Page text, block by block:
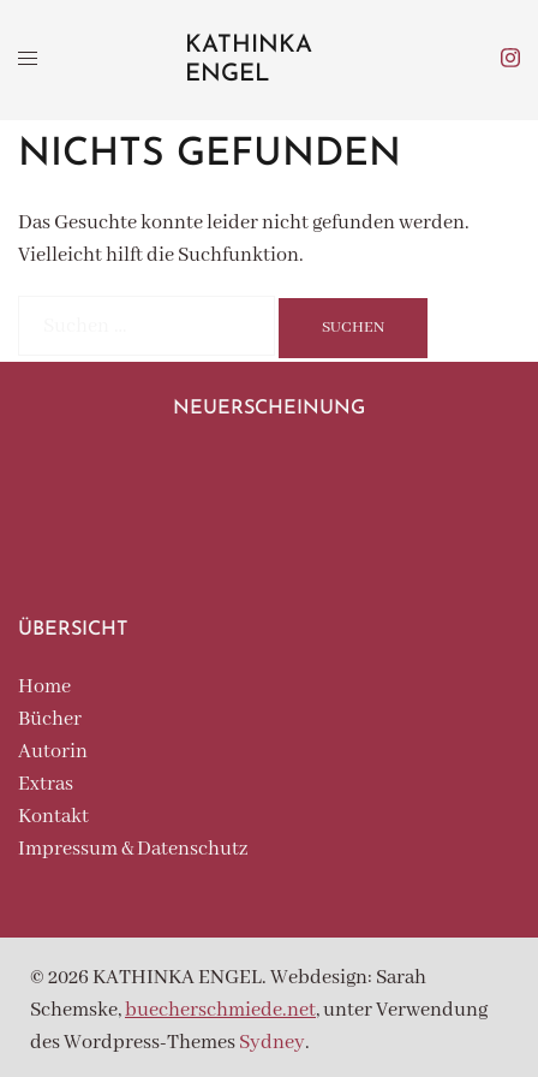
Inhalt
KATHINKA
ENGEL
NICHTS GEFUNDEN
Das Gesuchte konnte leider nicht gefunden werden.
Vielleicht hilft die Suchfunktion.
NEUERSCHEINUNG
ÜBERSICHT
Home
Bücher
Autorin
Extras
Kontakt
Impressum & Datenschutz
© 2026 KATHINKA ENGEL. Webdesign: Sarah
Schemske,buecherschmiede.net, unter Verwendung
des Wordpress-ThemesSydney.